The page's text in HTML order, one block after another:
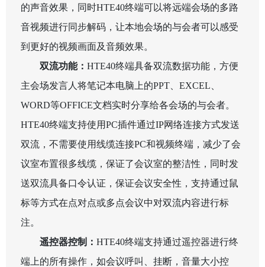
的声音效果，同时HTE40终端可以将远端会场的多路
音视频进行同步解码，让本地会场的与会者可以感受
到更好的视频画面及音频效果。
双流功能： HTE40终端具备双流数据功能，方便
主会场发言人将笔记本电脑上的PPT EXCEL
WORD等OFFICE文档实时分享给各会场的与会者。
HTE40终端支持使用PC插件通过IP网络连接方式发送
双流，不需要使用线缆连接PC和视频终端，减少了会
议室布置很多线缆，保证了会议室的整洁性，同时发
送双流具备口令认证，保证会议安全性，支持通过鼠
标等方式在点对点或多点会议中对双流内容进行标
注。
遥控器控制： HTE40终端支持通过遥控器进行终
端上的所有操作，如会议呼叫、挂断，音量大小控